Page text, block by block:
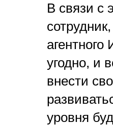
В связи с
угодно, и
внести
уровня